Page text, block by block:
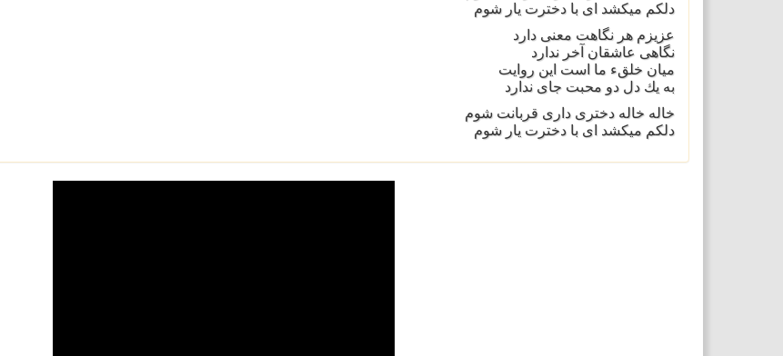
دلكم ميكشد اى با دخترت يار شوم
عزيزم هر نگاهت معنى دارد
نگاهى عاشقان آخر ندارد
ميان خلقء ما است اين روايت
به يك دل دو محبت جاى ندارد
خاله خاله دخترى دارى قربانت شوم
دلكم ميكشد اى با دخترت يار شوم